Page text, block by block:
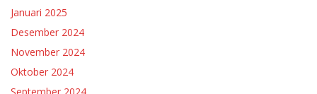
Januari 2025
Desember 2024
November 2024
Oktober 2024
September 2024